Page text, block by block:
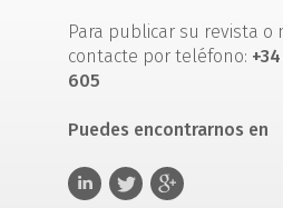
Para publicar su revista o
contacte por teléfono:
605
Puedes encontrarnos en